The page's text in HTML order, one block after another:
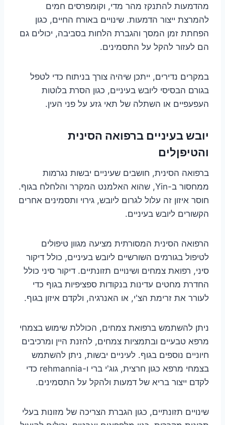
מהדמעות להתנקז מהר מדי, וקומפרסים חמים
להמרצת ייצור הדמעות. שינויים באורח החיים, כגון
הפחתת זמן המסך והגברת הלחות בסביבה, יכולים גם
הם לעזור להקל על התסמינים.
במקרים נדירים, ייתכן שיהיה צורך בניתוח כדי לטפל
בגורם הבסיסי ליובש בעיניים, כגון הסרת בלוטות
העפעפיים או השתלה של תאי גזע על פני העין.
יובש בעיניים ברפואה הסינית
והטיפןלים
ברפואה הסינית, חושבים שעיניים יבשות נגרמות
ממחסור ב-Yin, שהוא האלמנט המקרר והלחלח בגוף.
חוסר איזון זה עלול לגרום ליובש, גירוי ותסמינים אחרים
הקשורים ליובש בעיניים.
הרפואה הסינית המסורתית מציעה מגוון טיפולים
לטיפול בגורמים השורשיים ליובש בעיניים, כולל דיקור
סיני, רפואת צמחים ושינויים תזונתיים. דיקור סיני כולל
החדרת מחטים עדינות בנקודות ספציפיות בגוף כדי
לעורר את זרימת הצ'י, או האנרגיה, ולקדם איזון בגוף.
ניתן להשתמש ברפואת צמחים, הכוללת שימוש בצמחי
מרפא טבעיים ובתמציות צמחים, להזנת היין ומרכיבים
חיוניים נוספים בגוף. לעיניים יבשות, ניתן להשתמש
בצמחי מרפא כגון חרצית, גוג'י ברי ו-rehmannia כדי
לקדם ייצור בריא של דמעות ולהקל על התסמינים.
שינויים תזונתיים, כגון הגברת הצריכה של מזונות בעלי